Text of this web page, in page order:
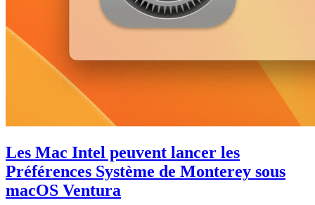
Les Mac Intel peuvent lancer les
Préférences Système de Monterey sous
macOS Ventura